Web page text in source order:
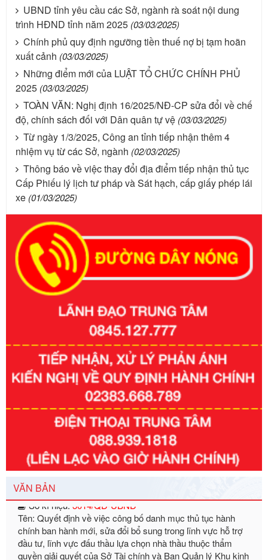
UBND tỉnh yêu cầu các Sở, ngành rà soát nội dung
trình HĐND tỉnh năm 2025 (03/03/2025)
Chính phủ quy định ngưỡng tiền thuế nợ bị tạm hoãn
xuất cảnh (03/03/2025)
Những điểm mới của LUẬT TỔ CHỨC CHÍNH PHỦ
2025 (03/03/2025)
TOÀN VĂN: Nghị định 16/2025/NĐ-CP sửa đổi về chế
độ, chính sách đối với Dân quân tự vệ (03/03/2025)
Từ ngày 1/3/2025, Công an tỉnh tiếp nhận thêm 4
nhiệm vụ từ các Sở, ngành (02/03/2025)
Thông báo về việc thay đổi địa điểm tiếp nhận thủ tục
Cấp Phiếu lý lịch tư pháp và Sát hạch, cấp giấy phép lái
xe (01/03/2025)
VĂN BẢN
Số kí hiệu:351/2025/NĐ-CP
Tên: Nghị định số 351/2025/NĐ-CP của Chính phủ: Quy
định chuẩn nghèo đa chiều quốc gia giai đoạn 2026 - 2030
Ngày ban hành: 29/12/2026
Số kí hiệu:3014/QĐ-UBND
Tên: Quyết định về việc công bố danh mục thủ tục hành
chính ban hành mới, sửa đổi bổ sung trong lĩnh vực hỗ trợ
đầu tư, lĩnh vực đấu thầu lựa chọn nhà thầu thuộc thẩm
quyền giải quyết của Sở Tài chính và Ban Quản lý Khu kinh
tế Đông Nam Nghệ An
Ngày ban hành: 23/09/2026